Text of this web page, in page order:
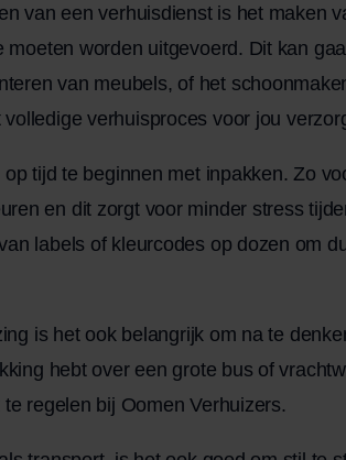
van een verhuisdienst is het maken
moeten worden uitgevoerd. Dit kan
van meubels, of het
volledige verhuisproces voor jou
tijd te beginnen met inpakken. Zo
en dit zorgt voor minder stress
labels of kleurcodes op dozen om
is het ook belangrijk om na te
hebt over een grote bus of
regelen bij Oomen Verhuizers.